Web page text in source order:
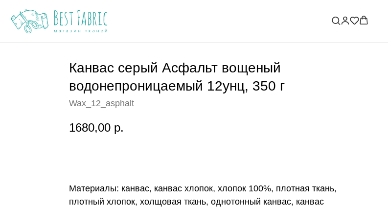
Канвас серый Асфальт вощеный
водонепроницаемый 12унц, 350 г
Wax_12_asphalt
1680,00 р.
Материалы: канвас, канвас хлопок, хлопок 100%, плотная ткань,
плотный хлопок, холщовая ткань, однотонный канвас, канвас